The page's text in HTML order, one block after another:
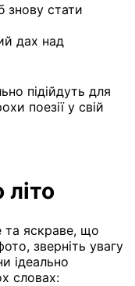
стати
дах над
підійдуть для
поезії у свій
та яскраве, що
зверніть увагу
ідеально
словах: